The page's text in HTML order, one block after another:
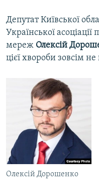
Депутат Київської
Української
мереж Олексій
цієї хвороби зовсім
Олексій Дорошенко